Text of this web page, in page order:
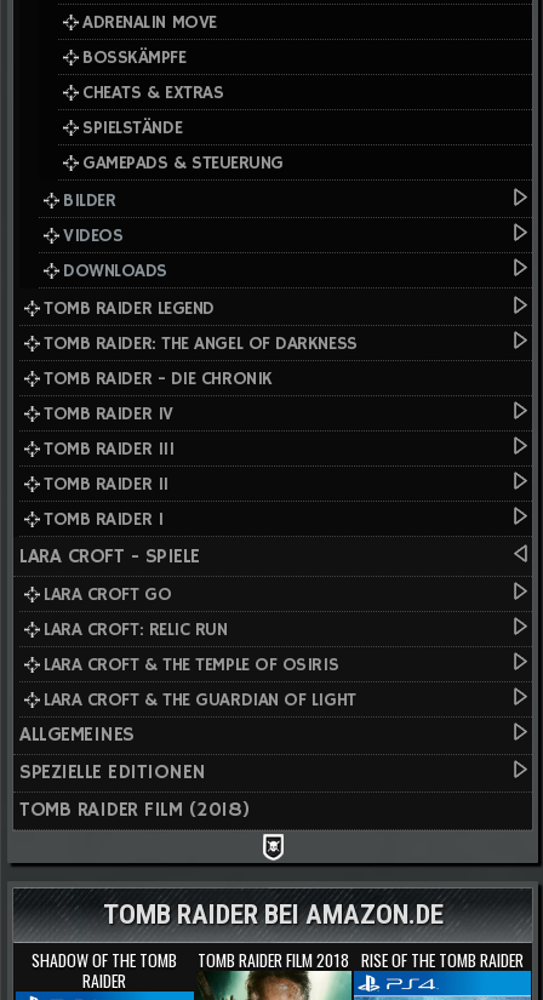
ADRENALIN MOVE
BOSSKÄMPFE
CHEATS & EXTRAS
SPIELSTÄNDE
GAMEPADS & STEUERUNG
BILDER
VIDEOS
DOWNLOADS
TOMB RAIDER LEGEND
TOMB RAIDER: THE ANGEL OF DARKNESS
TOMB RAIDER - DIE CHRONIK
TOMB RAIDER IV
TOMB RAIDER III
TOMB RAIDER II
TOMB RAIDER I
LARA CROFT - SPIELE
LARA CROFT GO
LARA CROFT: RELIC RUN
LARA CROFT & THE TEMPLE OF OSIRIS
LARA CROFT & THE GUARDIAN OF LIGHT
ALLGEMEINES
SPEZIELLE EDITIONEN
TOMB RAIDER FILM (2018)
TOMB RAIDER BEI AMAZON.DE
SHADOW OF THE TOMB
RAIDER
TOMB RAIDER FILM 2018 RISE OF THE TOMB RAIDER